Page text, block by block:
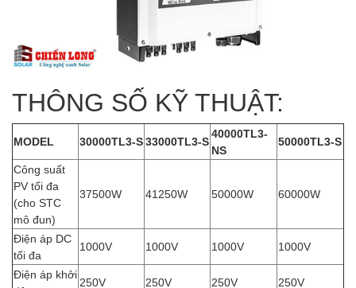
THÔNG SỐ KỸ THUẬT:
MODEL 30000TL3-S33000TL3-S
40000TL3-
NS
50000TL3-S
Công suất
PV tối đa
(cho STC
mô đun)
37500W 41250W 50000W 60000W
Điện áp DC
tối đa
1000V 1000V 1000V 1000V
Điện áp khởi
250V 250V 250V 250V